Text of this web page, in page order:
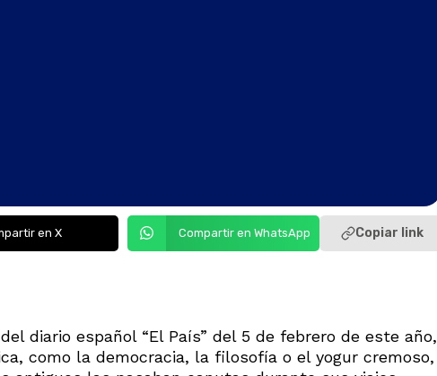
en X Compartir en WhatsApp Copiar link
diario español “El País” del 5 de febrero de este año,
como la democracia, la filosofía o el yogur cremoso,